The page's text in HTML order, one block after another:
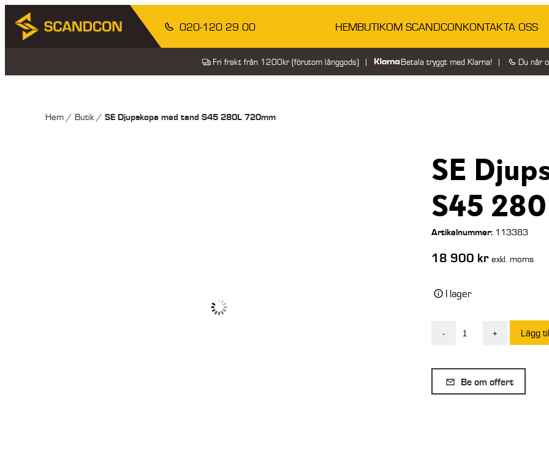
020-120 29 00 HEMBUTIKOM SCANDCONKONTAKTA OSS
Fri frakt från 1200kr (förutom långgods) Betala tryggt med Klarna! Du når
Hem / Butik/SE Djupskopa med tand S45 280L 720mm
SE
S45
Artikelnummer: 113383
18 900 kr exkl. moms
I lager
-
med
tand
+ Lägg
Be om offert